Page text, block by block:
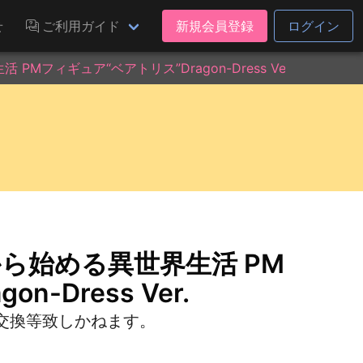
ご利用ガイド 新規会員登録 ログイン
PMフィギュア“ベアトリス”Dragon-Dress Ver.
始める異世界生活 PM
Dress Ver.
等致しかねます。